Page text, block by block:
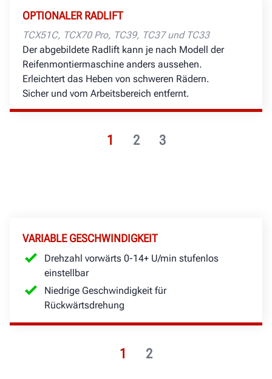
1 2 3
OPTIONALER RADLIFT
TCX51C, TCX70 Pro, TC39, TC37 und TC33
Der abgebildete Radlift kann je nach Modell der
Reifenmontiermaschine anders aussehen.
Erleichtert das Heben von schweren Rädern.
Sicher und vom Arbeitsbereich entfernt.
1 2
VARIABLE GESCHWINDIGKEIT
Drehzahl vorwärts 0-14+ U/min stufenlos
einstellbar
Niedrige Geschwindigkeit für
Rückwärtsdrehung